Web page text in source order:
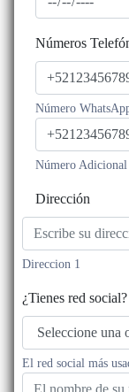
Números
Número
Número Adicional
Dirección
Direccion 1
¿Tienes red social?
El red social más